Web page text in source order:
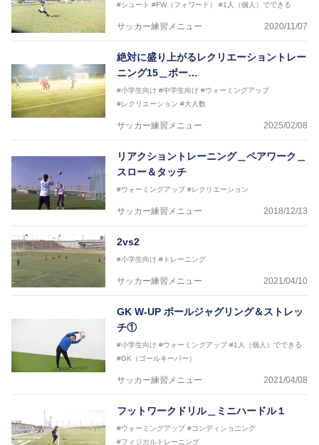
#シュート #FW（フォワード） #1人（個人）でできる
サッカー練習メニュー 2020/11/07
絶対に盛り上がるレクリエーショントレー
ニング15＿ボー…
#小学生向け #中学生向け #ウォーミングアップ
#レクリエーション #大人数
サッカー練習メニュー 2025/02/08
リアクショントレーニング＿ペアワーク＿
スロー＆タッチ
#ウォーミングアップ #レクリエーション
サッカー練習メニュー 2018/12/13
2vs2
#小学生向け #トレーニング
サッカー練習メニュー 2021/04/10
GK W-UP ボールジャグリング＆ストレッ
チ①
#小学生向け #ウォーミングアップ #1人（個人）でできる
#GK（ゴールキーパー）
サッカー練習メニュー 2021/04/08
フットワークドリル＿ミニハードル１
#ウォーミングアップ #コンディショニング
#フィジカルトレーニング